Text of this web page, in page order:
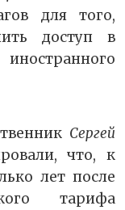
для того,
доступ в
Сергей
что, к
лет после
тарифа